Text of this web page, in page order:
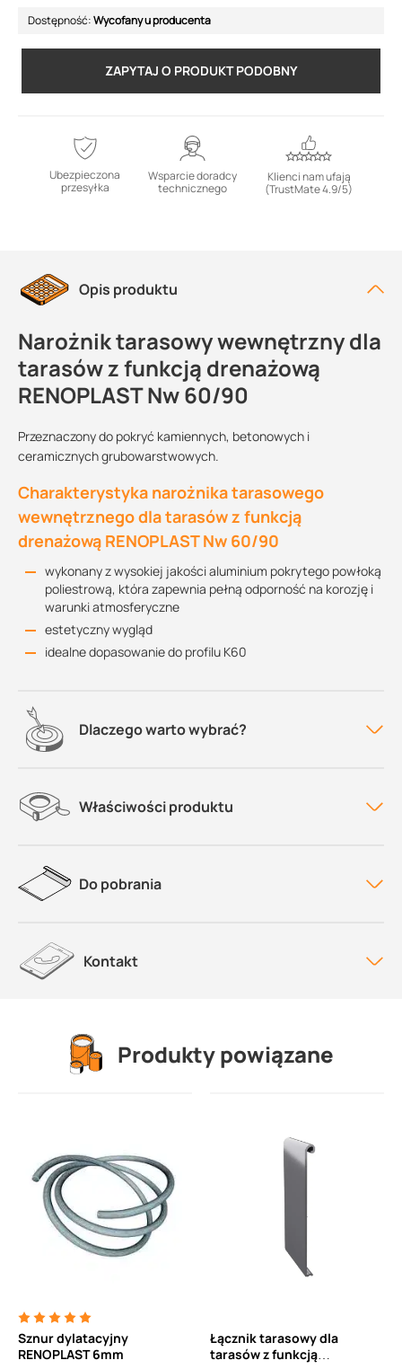
Dostępność:Wycofany u producenta
ZAPYTAJ O PRODUKT PODOBNY
Ubezpieczona
przesyłka
Wsparcie doradcy
technicznego
Klienci nam ufają
(TrustMate 4.9/5)
Opis produktu
Narożnik tarasowy wewnętrzny dla
tarasów z funkcją drenażową
RENOPLAST Nw 60/90
Przeznaczony do pokryć kamiennych, betonowych i
ceramicznych grubowarstwowych.
Charakterystyka narożnika tarasowego
wewnętrznego dla tarasów z funkcją
drenażową RENOPLAST Nw 60/90
wykonany z wysokiej jakości aluminium pokrytego powłoką
poliestrową, która zapewnia pełną odporność na korozję i
warunki atmosferyczne
estetyczny wygląd
idealne dopasowanie do profilu K60
Dlaczego warto wybrać?
Właściwości produktu
Do pobrania
Kontakt
Produkty powiązane
Sznur dylatacyjny
RENOPLAST 6mm
Łącznik tarasowy dla
tarasów z funkcją